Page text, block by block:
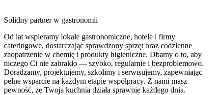
Solidny partner w gastronomii
Od lat wspieramy lokale gastronomiczne, hotele i firmy
cateringowe, dostarczając sprawdzony sprzęt oraz codzienne
zaopatrzenie w chemię i produkty higieniczne. Dbamy o to, aby
niczego Ci nie zabrakło — szybko, regularnie i bezproblemowo.
Doradzamy, projektujemy, szkolimy i serwisujemy, zapewniając
pełne wsparcie na każdym etapie współpracy. Z nami masz
pewność, że Twoja kuchnia działa sprawnie każdego dnia.